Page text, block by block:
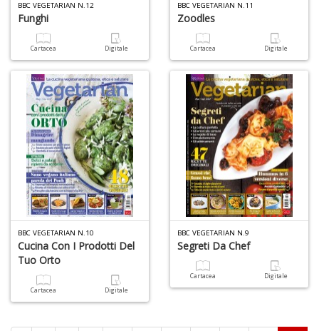
BBC VEGETARIAN N.12
Funghi
Cartacea Digitale
BBC VEGETARIAN N.11
Zoodles
Cartacea Digitale
BBC VEGETARIAN N.10
Cucina Con I Prodotti Del
Tuo Orto
Cartacea Digitale
BBC VEGETARIAN N.9
Segreti Da Chef
Cartacea Digitale